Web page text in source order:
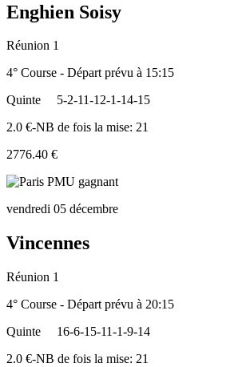
Enghien Soisy
Réunion 1
4° Course - Départ prévu à 15:15
Quinte
5-2-11-12-1-14-15
2.0 €-NB de fois la mise: 21
2776.40 €
vendredi 05 décembre
Vincennes
Réunion 1
4° Course - Départ prévu à 20:15
Quinte
16-6-15-11-1-9-14
2.0 €-NB de fois la mise: 21